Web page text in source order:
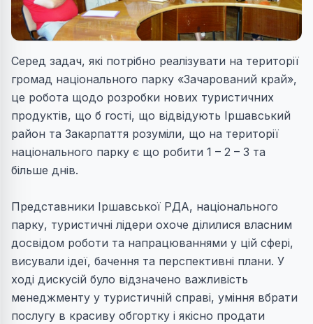
Серед задач, які потрібно реалізувати на території
громад національного парку «Зачарований край»,
це робота щодо розробки нових туристичних
продуктів, що б гості, що відвідують Іршавський
район та Закарпаття розуміли, що на території
національного парку є що робити 1 – 2 – 3 та
більше днів.
Представники Іршавської РДА, національного
парку, туристичні лідери охоче ділилися власним
досвідом роботи та напрацюваннями у цій сфері,
висували ідеї, бачення та перспективні плани. У
ході дискусій було відзначено важливість
менеджменту у туристичній справі, уміння вбрати
послугу в красиву обгортку і якісно продати